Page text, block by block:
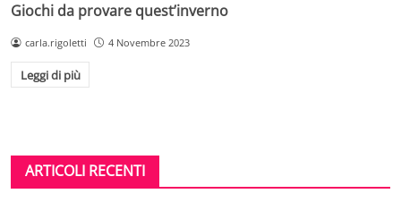
Giochi da provare quest’inverno
carla.rigoletti 4 Novembre 2023
Leggi di più
ARTICOLI RECENTI